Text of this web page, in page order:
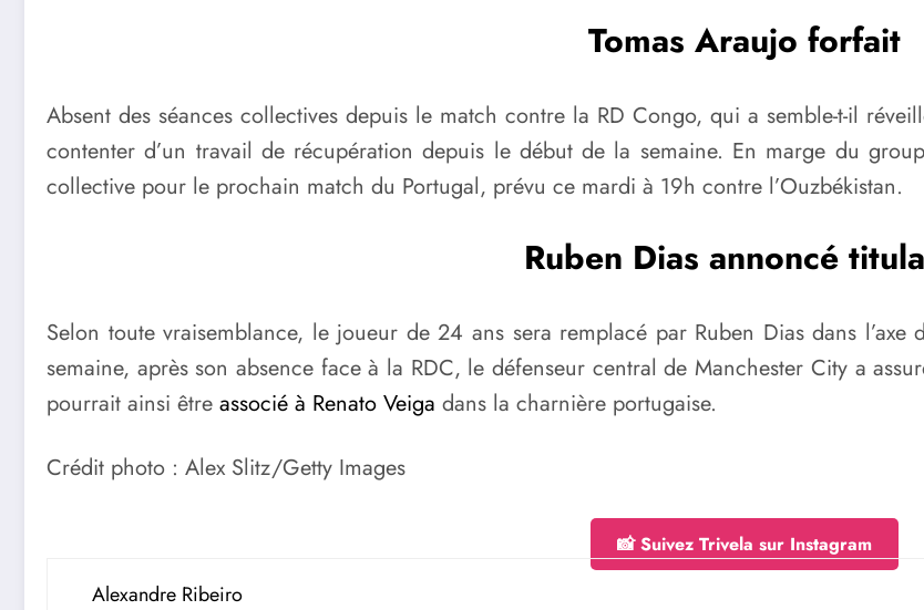
Tomas Araujo forfait
Absent des séances collectives depuis le match contre la RD Congo, qui a semble-t-il
contenter d’un travail de récupération depuis le début de la semaine. En marge du
collective pour le prochain match du Portugal, prévu ce mardi à 19h contre l’Ouzbékistan.
Ruben Dias annoncé
Selon toute vraisemblance, le joueur de 24 ans sera remplacé par Ruben Dias dans
semaine, après son absence face à la RDC, le défenseur central de Manchester City a
pourrait ainsi être associé à Renato Veiga dans la charnière portugaise.
Crédit photo : Alex Slitz/Getty Images
📸 Suivez Trivela sur Instagram
Alexandre Ribeiro